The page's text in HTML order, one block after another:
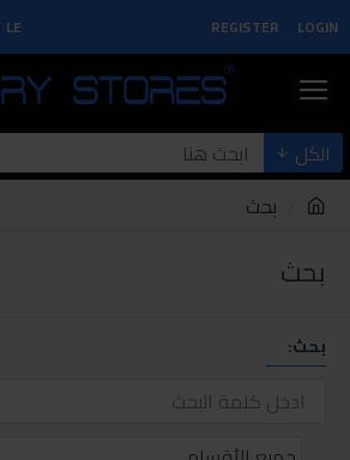
LOGIN
REGISTER
LE
الكل
بحث
بحث
بحث: